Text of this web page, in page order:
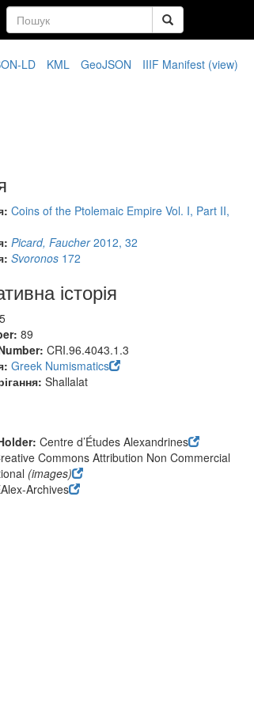
LD KML GeoJSON IIIF Manifest (view)
Coins of the Ptolemaic Empire Vol. I, Part II,
Picard, Faucher2012, 32
Svoronos 172
історія
89
CRI.96.4043.1.3
Greek Numismatics
Shallalat
Centre d’Études Alexandrines
Commons Attribution Non Commercial
(images)
Archives